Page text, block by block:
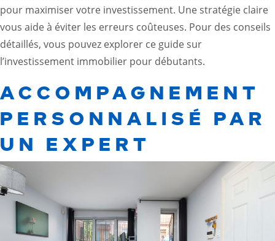
pour maximiser votre investissement. Une stratégie claire
vous aide à éviter les erreurs coûteuses. Pour des conseils
détaillés, vous pouvez explorer ce guide sur
l’investissement immobilier pour débutants.
ACCOMPAGNEMENT
PERSONNALISÉ PAR
UN EXPERT